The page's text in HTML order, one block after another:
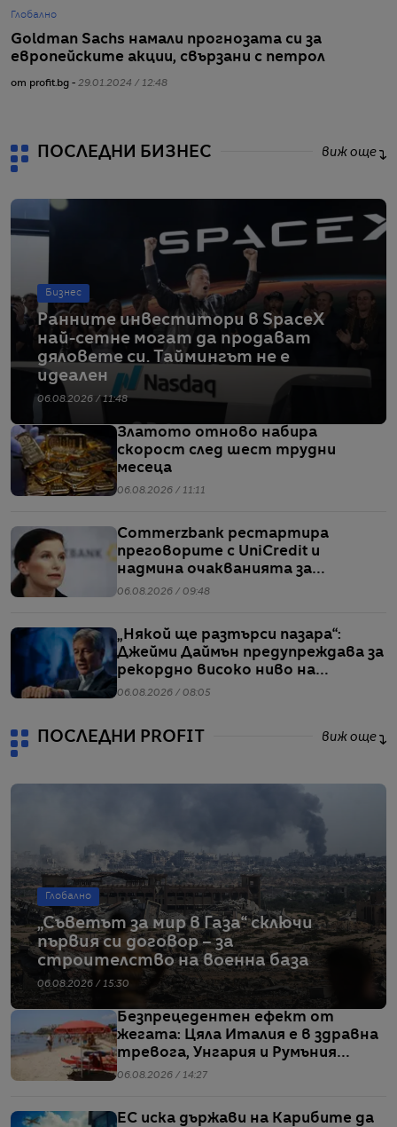
Глобално
Goldman Sachs намали прогнозата си за
европейските акции, свързани с петрол
от profit.bg - 29.01.2024 / 12:48
ПОСЛЕДНИ БИЗНЕС виж още
Бизнес
Ранните инвеститори в SpaceX
най-сетне могат да продават
дяловете си. Таймингът не е
идеален
06.08.2026 / 11:48
Златото отново набира
скорост след шест трудни
месеца
06.08.2026 / 11:11
Commerzbank рестартира
преговорите с UniCredit и
надмина очакванията за
тримесечието
06.08.2026 / 09:48
„Някой ще разтърси пазара“:
Джейми Даймън предупреждава за
рекордно високо ниво на
ливъридж
06.08.2026 / 08:05
ПОСЛЕДНИ PROFIT виж още
Глобално
„Съветът за мир в Газа“ сключи
първия си договор – за
строителство на военна база
06.08.2026 / 15:30
Безпрецедентен ефект от
жегата: Цяла Италия е в здравна
тревога, Унгария и Румъния
пестят електричество
06.08.2026 / 14:27
ЕС иска държави на Карибите да